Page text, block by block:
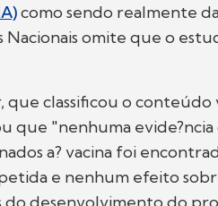
como sendo realmente
Nacionais omite que o
que classificou o
que "nenhuma evide?ncia
a? vacina foi
e nenhum efeito
do desenvolvimento do